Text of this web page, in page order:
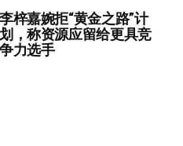
李梓嘉婉拒“黄金之路”计
划，称资源应留给更具竞
争力选手